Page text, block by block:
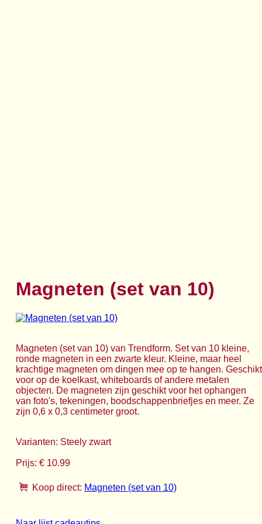
Magneten (set van 10)
Magneten (set van 10) van Trendform. Set van 10 kleine,
ronde magneten in een zwarte kleur. Kleine, maar heel
krachtige magneten om dingen mee op te hangen. Geschikt
voor op de koelkast, whiteboards of andere metalen
objecten. De magneten zijn geschikt voor het ophangen
van foto's, tekeningen, boodschappenbriefjes en meer. Ze
zijn 0,6 x 0,3 centimeter groot.
Varianten: Steely zwart
Prijs: € 10.99
Koop direct: Magneten (set van 10)